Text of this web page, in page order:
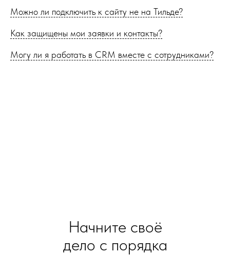
Можно ли подключить к сайту не на Тильде?
Как защищены мои заявки и контакты?
Могу ли я работать в CRM вместе с сотрудниками?
Начните своё
дело с порядка